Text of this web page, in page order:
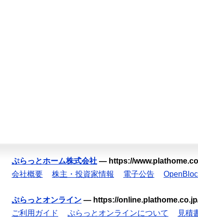
ぷらっとホーム株式会社 — https://
会社概要
株主・投資家情報 電子公告
ぷらっとオンライン — https://
ご利用ガイド
ぷらっとオンラインについて 見積